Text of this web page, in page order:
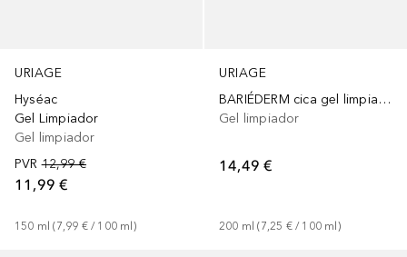
URIAGE
Hyséac
Gel Limpiador
Gel limpiador
PVR 12,99 €
11,99 €
150 ml (7,99 € / 100 ml )
URIAGE
BARIÉDERM cica gel limpiador
Gel limpiador
14,49 €
200 ml (7,25 € / 100 ml )